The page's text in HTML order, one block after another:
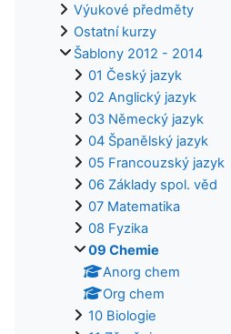
Výukové předměty
Ostatní kurzy
Šablony 2012 - 2014
01 Český jazyk
02 Anglický jazyk
03 Německý jazyk
04 Španělský jazyk
05 Francouzský jazyk
06 Základy spol. věd
07 Matematika
08 Fyzika
09 Chemie
Anorg chem
Org chem
10 Biologie